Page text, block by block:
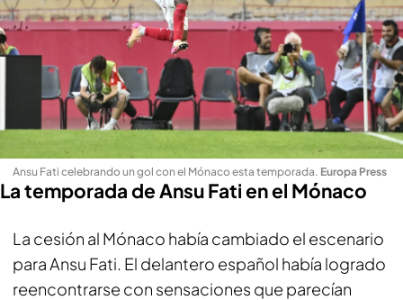
Ansu Fati celebrando un gol con el Mónaco esta temporada. Europa Press
La temporada de Ansu Fati en el Mónaco
La cesión al Mónaco había cambiado el escenario
para Ansu Fati. El delantero español había logrado
reencontrarse con sensaciones que parecían